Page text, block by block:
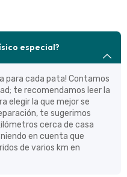
especial?
para cada pata! Contamos
te recomendamos leer la
elegir la que mejor se
te sugerimos
cerca de casa
en cuenta que
de varios km en